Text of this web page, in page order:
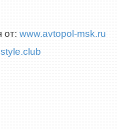
от: www.avtopol-msk.ru